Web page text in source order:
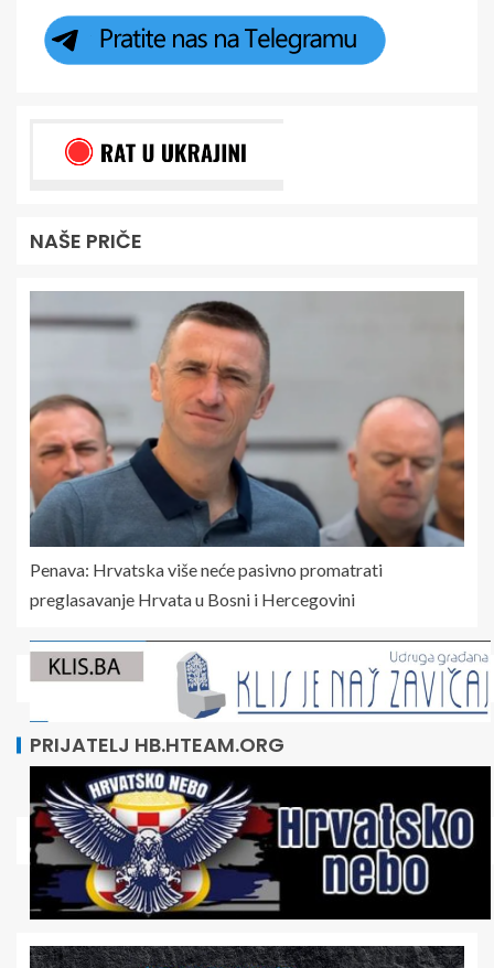
NAŠE PRIČE
Penava: Hrvatska više neće pasivno promatrati
preglasavanje Hrvata u Bosni i Hercegovini
PRIJATELJ HB.HTEAM.ORG